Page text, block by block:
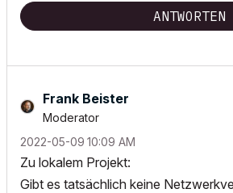
ANTWORTEN
Frank Beister
Moderator
‎2022-05-09 10:09 AM
Zu lokalem Projekt:
Gibt es tatsächlich keine